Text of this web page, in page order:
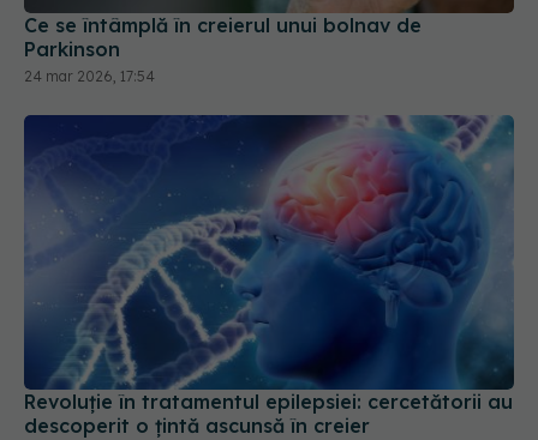
Ce se întâmplă în creierul unui bolnav de
Parkinson
24 mar 2026, 17:54
Revoluție în tratamentul epilepsiei: cercetătorii au
descoperit o țintă ascunsă în creier